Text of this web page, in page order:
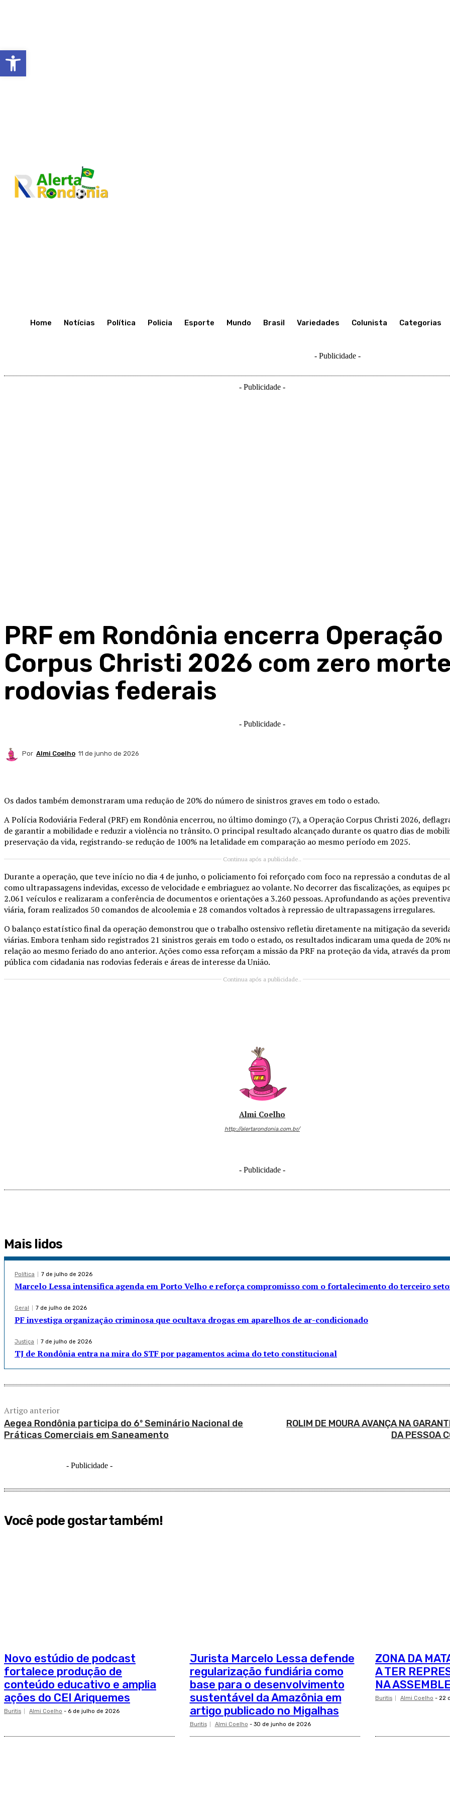
Home Notícias Política Policia Esporte Mundo Brasil Variedades Colunista Categorias
- Publicidade -
- Publicidade -
PRF em Rondônia encerra Operação
Corpus Christi 2026 com zero
rodovias federais
- Publicidade -
Por Almi Coelho 11 de junho de 2026
Os dados também demonstraram uma redução de 20% do número de sinistros graves em todo o estado.
A Polícia Rodoviária Federal (PRF) em Rondônia encerrou, no último domingo (7), a Operação Corpus Christi 2026,
de garantir a mobilidade e reduzir a violência no trânsito. O principal resultado alcançado durante os quatro dias de
preservação da vida, registrando-se redução de 100% na letalidade em comparação ao mesmo período em 2025.
Continua após a publicidade..
Durante a operação, que teve início no dia 4 de junho, o policiamento foi reforçado com foco na repressão a condutas de
como ultrapassagens indevidas, excesso de velocidade e embriaguez ao volante. No decorrer das fiscalizações, as equipes
2.061 veículos e realizaram a conferência de documentos e orientações a 3.260 pessoas. Aprofundando as ações
viária, foram realizados 50 comandos de alcoolemia e 28 comandos voltados à repressão de ultrapassagens irregulares.
O balanço estatístico final da operação demonstrou que o trabalho ostensivo refletiu diretamente na mitigação da
viárias. Embora tenham sido registrados 21 sinistros gerais em todo o estado, os resultados indicaram uma queda de 20%
relação ao mesmo feriado do ano anterior. Ações como essa reforçam a missão da PRF na proteção da vida, através da
pública com cidadania nas rodovias federais e áreas de interesse da União.
Continua após a publicidade..
Almi Coelho
http://alertarondonia.com.br/
- Publicidade -
Mais lidos
Política 7 de julho de 2026
Marcelo Lessa intensifica agenda em Porto Velho e reforça compromisso com o fortalecimento do terceiro
Geral 7 de julho de 2026
PF investiga organização criminosa que ocultava drogas em aparelhos de ar-condicionado
Justiça 7 de julho de 2026
TJ de Rondônia entra na mira do STF por pagamentos acima do teto constitucional
Artigo anterior
Aegea Rondônia participa do 6º Seminário Nacional de
Práticas Comerciais em Saneamento
ROLIM DE MOURA AVANÇA NA
DA PESSOA
- Publicidade -
Você pode gostar também!
Novo estúdio de podcast
fortalece produção de
conteúdo educativo e amplia
ações do CEI Ariquemes
Buritis Almi Coelho - 6 de julho de 2026
Jurista Marcelo Lessa defende
regularização fundiária como
base para o desenvolvimento
sustentável da Amazônia em
artigo publicado no Migalhas
Buritis Almi Coelho - 30 de junho de 2026
ZONA DA
A TER
NA
Buritis Almi Coelho - 22
Abrir a barra de ferramentas